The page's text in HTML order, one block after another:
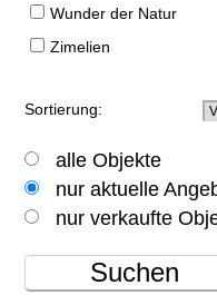
Wunder der Natur
Zimelien
Sortierung:
alle Objekte
nur aktuelle
nur verkaufte
Suchen